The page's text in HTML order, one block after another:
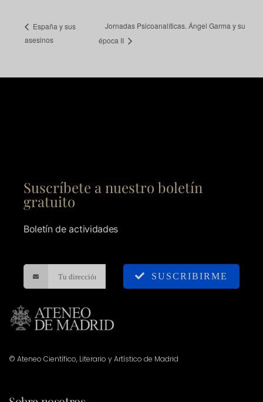
España y sus
asesinos
Jornadas Psicoanalíticas. Ángel Garma y su
época II
Suscríbete a nuestro boletín
gratuito
Boletín de actividades
SUSCRIBIRME
© Ateneo Científico, Literario y Artístico de Madrid